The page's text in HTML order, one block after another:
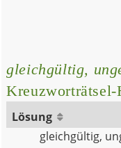
gleichgültig,
Lösung
gleichgültig,